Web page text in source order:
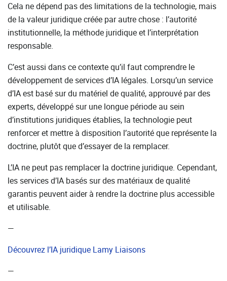
Cela ne dépend pas des limitations de la technologie, mais
de la valeur juridique créée par autre chose : l’autorité
institutionnelle, la méthode juridique et l’interprétation
responsable.
C’est aussi dans ce contexte qu’il faut comprendre le
développement de services d’IA légales. Lorsqu’un service
d’IA est basé sur du matériel de qualité, approuvé par des
experts, développé sur une longue période au sein
d’institutions juridiques établies, la technologie peut
renforcer et mettre à disposition l’autorité que représente la
doctrine, plutôt que d’essayer de la remplacer.
L’IA ne peut pas remplacer la doctrine juridique. Cependant,
les services d’IA basés sur des matériaux de qualité
garantis peuvent aider à rendre la doctrine plus accessible
et utilisable.
—
Découvrez l’IA juridique Lamy Liaisons
—